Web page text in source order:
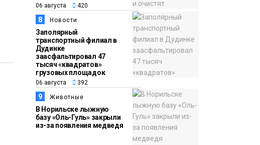
06 августа 420
8 Новости
Заполярный
транспортный филиал в
Дудинке
заасфальтировал 47
тысяч «квадратов»
грузовых площадок
06 августа 392
9 Животные
В Норильске лыжную
базу «Оль-Гуль» закрыли
из-за появления медведя